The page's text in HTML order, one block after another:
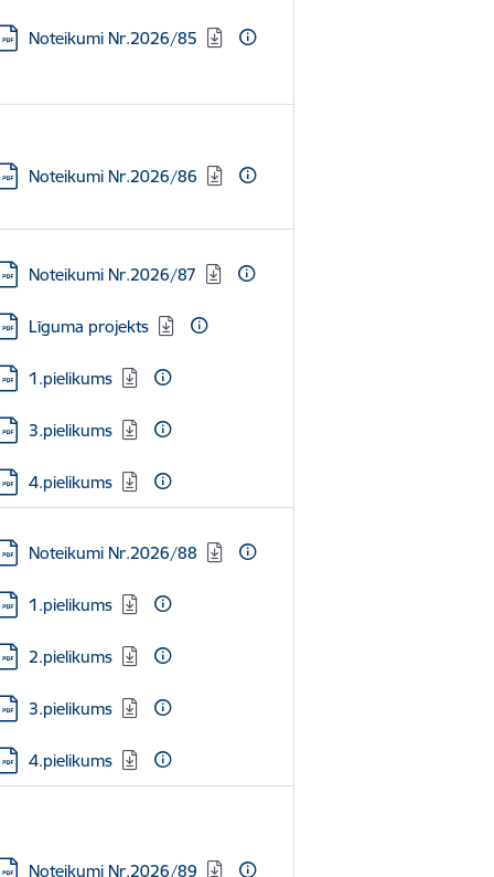
Noteikumi Nr.2026/85
Noteikumi Nr.2026/86
Noteikumi Nr.2026/87
Līguma projekts
1.pielikums
3.pielikums
4.pielikums
Noteikumi Nr.2026/88
1.pielikums
2.pielikums
3.pielikums
4.pielikums
Noteikumi Nr.2026/89